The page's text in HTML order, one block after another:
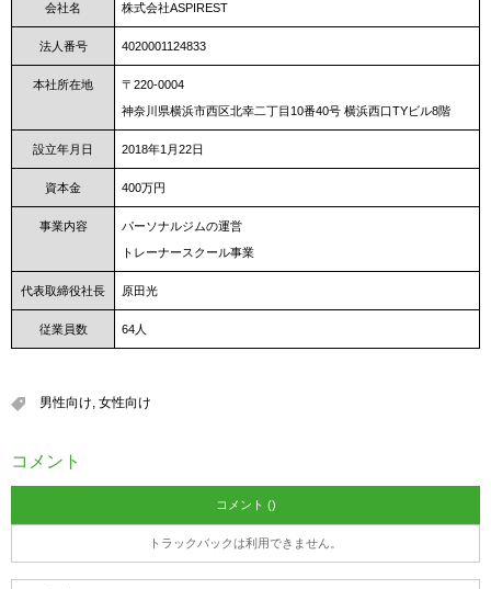
会社名 株式会社ASPIREST
法人番号 4020001124833
本社所在地
〒220-0004
神奈川県横浜市西区北幸二丁目10番40号 横浜西口TYビル8階
設立年月日 2018年1月22日
資本金 400万円
事業内容
パーソナルジムの運営
トレーナースクール事業
代表取締役社長 原田光
従業員数 64人
男性向け, 女性向け
コメント
コメント ()
トラックバックは利用できません。